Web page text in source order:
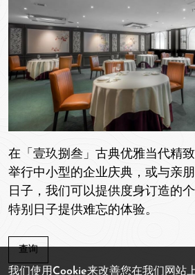
在「壹玖捌叁」古典优雅当代精
举行中小型的企业庆典，或与亲
日子，我们可以提供度身订造的
特别日子提供难忘的体验。
查询
我们使用Cookie来改善您在我们网站